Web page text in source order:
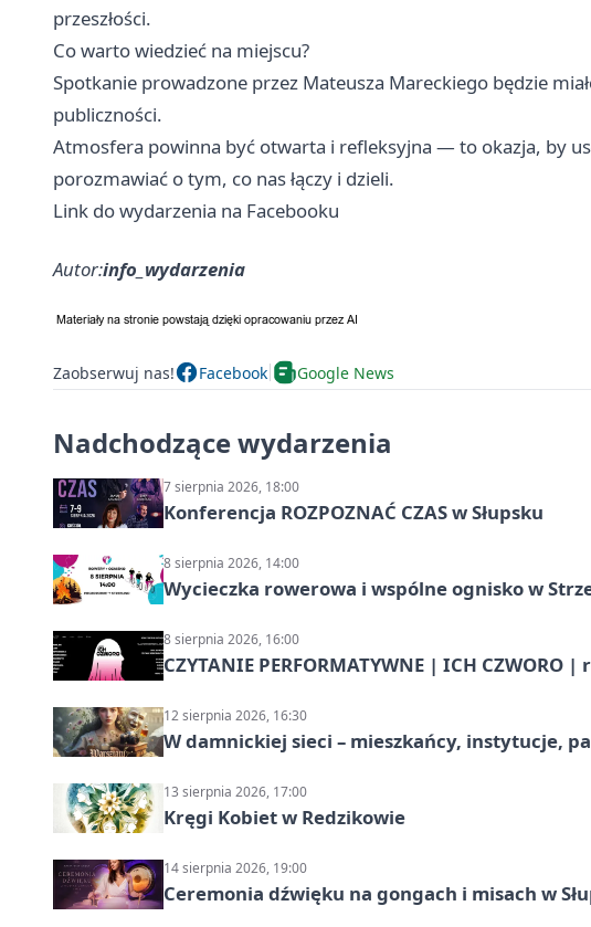
przeszłości.
Co warto wiedzieć na miejscu?
Spotkanie prowadzone przez Mateusza Mareckiego będzie
publiczności.
Atmosfera powinna być otwarta i refleksyjna — to okazja, by
porozmawiać o tym, co nas łączy i dzieli.
Link do wydarzenia na Facebooku
Autor:info_wydarzenia
Zaobserwuj nas! Facebook Google News
Nadchodzące wydarzenia
7 sierpnia 2026, 18:00
Konferencja ROZPOZNAĆ CZAS w Słupsku
8 sierpnia 2026, 14:00
Wycieczka rowerowa i wspólne ognisko w
8 sierpnia 2026, 16:00
CZYTANIE PERFORMATYWNE | ICH CZWORO
12 sierpnia 2026, 16:30
W damnickiej sieci – mieszkańcy, instytucje,
13 sierpnia 2026, 17:00
Kręgi Kobiet w Redzikowie
14 sierpnia 2026, 19:00
Ceremonia dźwięku na gongach i misach w